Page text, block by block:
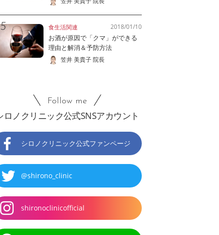
食生活関連 2018/01/10
お酒が原因で「クマ」ができる
理由と解消＆予防方法
笠井 美貴子 院長
Follow me
ロノクリニック公式SNSアカウント
シロノクリニック公式ファンページ
@shirono_clinic
shironoclinicofficial